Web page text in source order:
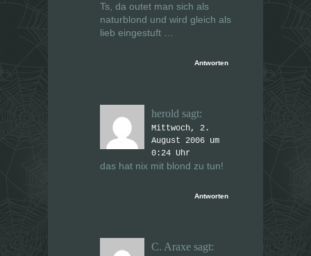
Ts, da outet man sich als
naturblond und wird gleich als
lieb eingestuft …
Antworten
herold sagt:
Mittwoch, 2.
August 2006 um
0:24 Uhr
das hat nix mit blond zu tun!
Antworten
C. Araxe sagt: